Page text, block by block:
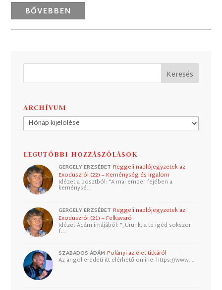
BŐVEBBEN
ARCHÍVUM
Archívum
LEGUTÓBBI HOZZÁSZÓLÁSOK
GERGELY ERZSÉBET Reggeli naplójegyzetek az
Exoduszról (22) – Keménység és irgalom
Idézet a posztból: "A mai ember fejében a
keménysé…
GERGELY ERZSÉBET Reggeli naplójegyzetek az
Exoduszról (21) – Felkavaró
Idézet Ádám imájából: "„Urunk, a te igéd sokszor
f…
SZABADOS ÁDÁM Polányi az élet titkáról
Az angol eredeti itt elérhető online: https://www.…